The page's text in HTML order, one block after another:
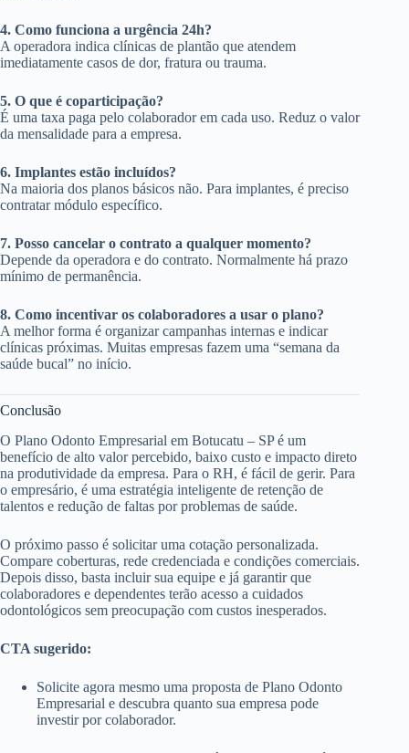
4. Como funciona a urgência 24h?
A operadora indica clínicas de plantão que atendem
imediatamente casos de dor, fratura ou trauma.
5. O que é coparticipação?
É uma taxa paga pelo colaborador em cada uso. Reduz o valor
da mensalidade para a empresa.
6. Implantes estão incluídos?
Na maioria dos planos básicos não. Para implantes, é preciso
contratar módulo específico.
7. Posso cancelar o contrato a qualquer momento?
Depende da operadora e do contrato. Normalmente há prazo
mínimo de permanência.
8. Como incentivar os colaboradores a usar o plano?
A melhor forma é organizar campanhas internas e indicar
clínicas próximas. Muitas empresas fazem uma “semana da
saúde bucal” no início.
Conclusão
O Plano Odonto Empresarial em Botucatu – SP é um
benefício de alto valor percebido, baixo custo e impacto direto
na produtividade da empresa. Para o RH, é fácil de gerir. Para
o empresário, é uma estratégia inteligente de retenção de
talentos e redução de faltas por problemas de saúde.
O próximo passo é solicitar uma cotação personalizada.
Compare coberturas, rede credenciada e condições comerciais.
Depois disso, basta incluir sua equipe e já garantir que
colaboradores e dependentes terão acesso a cuidados
odontológicos sem preocupação com custos inesperados.
CTA sugerido:
Solicite agora mesmo uma proposta de Plano Odonto
Empresarial e descubra quanto sua empresa pode
investir por colaborador.